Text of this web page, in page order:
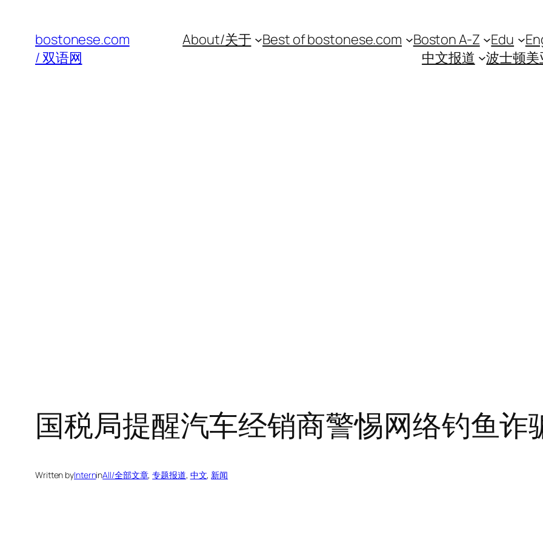
content
bostonese.com
/ 双语网
About/关于 Best of bostonese.com Boston A-Z Edu
中文报道
波士顿
国税局提醒汽车经销商警惕网络钓鱼诈
Written byInterninAll/全部文章, 专题报道, 中文, 新闻